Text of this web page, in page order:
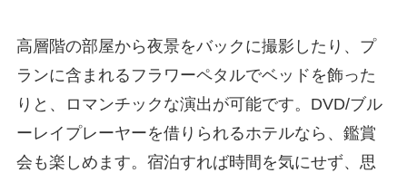
高層階の部屋から夜景をバックに撮影したり、プ
ランに含まれるフラワーペタルでベッドを飾った
りと、ロマンチックな演出が可能です。DVD/ブル
ーレイプレーヤーを借りられるホテルなら、鑑賞
会も楽しめます。宿泊すれば時間を気にせず、思